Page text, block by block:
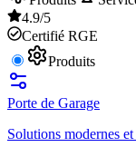
4.9/5
Certifié RGE
Produits
Porte de Garage
Solutions modernes